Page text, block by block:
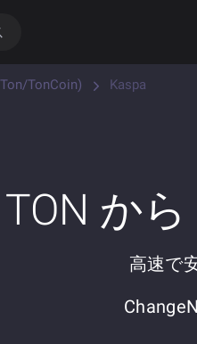
TonCoin) Kaspa
TON か
高速で